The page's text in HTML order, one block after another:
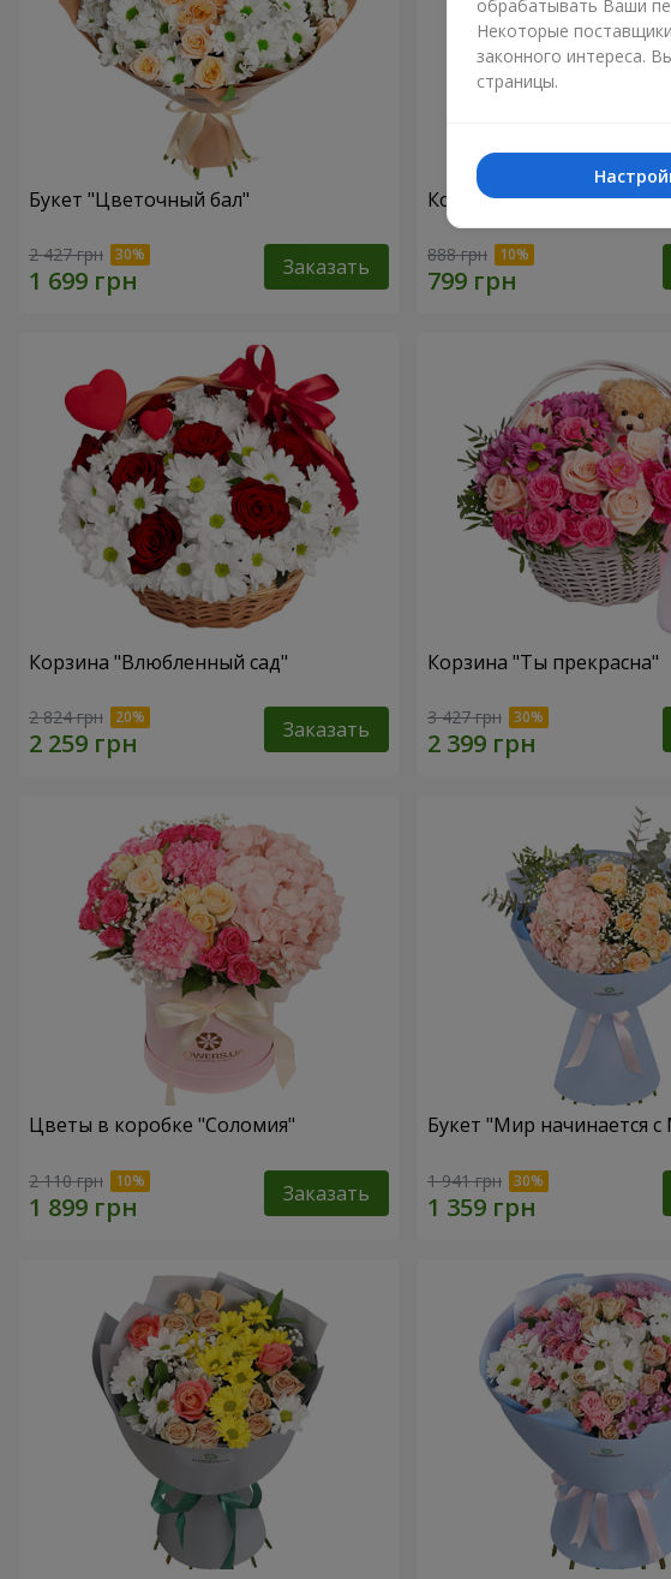
Букет "Цветочный бал"
2 427 грн Заказать
Композиция "Нежный
888 грн
Корзина "Влюбленный сад"
2 824 грн Заказать
Корзина "Ты прекрасна"
3 427 грн
Цветы в коробке "Соломия"
2 110 грн Заказать
Букет "Мир начинается
1 941 грн
обрабатывать Ваши
Некоторые
законного интереса.
страницы.